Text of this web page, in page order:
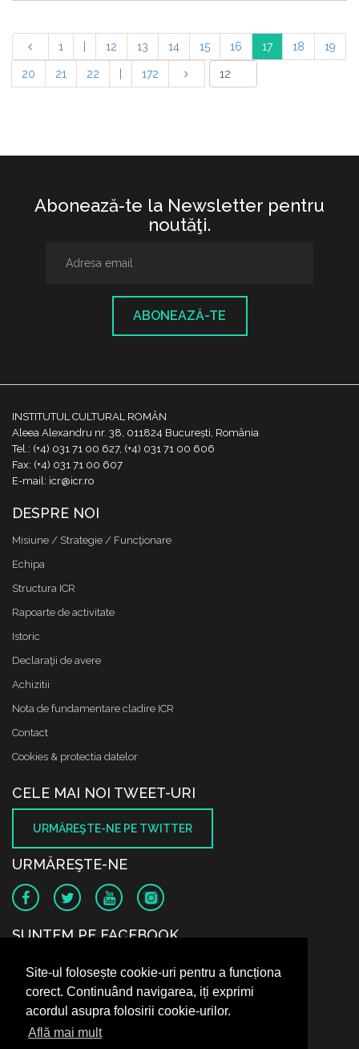
Site-ul folosește cookie-uri pentru a funcționa
corect. Continuând navigarea, iți exprimi
acordul asupra folosirii cookie-urilor.
Află mai mult
1 12 13 14 15 16 17 18 19
20 21 22 172
Abonează-te la Newsletter pentru
noutăţi.
ABONEAZĂ-TE
INSTITUTUL CULTURAL ROMÂN
Aleea Alexandru nr. 38, 011824 București, România
Tel.: (+4) 031 71 00 627, (+4) 031 71 00 606
Fax: (+4) 031 71 00 607
E-mail: icr@icr.ro
DESPRE NOI
Misiune / Strategie / Funcţionare
Echipa
Structura ICR
Rapoarte de activitate
Istoric
Declaraţii de avere
Achizitii
Nota de fundamentare cladire ICR
Contact
Cookies & protectia datelor
CELE MAI NOI TWEET-URI
URMĂREŞTE-NE PE TWITTER
URMĂREŞTE-NE
SUNTEM PE FACEBOOK